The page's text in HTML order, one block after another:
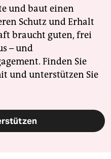
und baut einen
Schutz und Erhalt
braucht guten, frei
– und
Finden Sie
und unterstützen Sie